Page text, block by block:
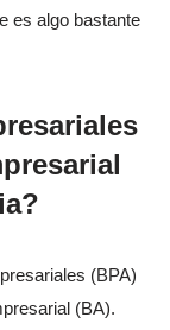
es algo bastante
(BPA)
(BA).